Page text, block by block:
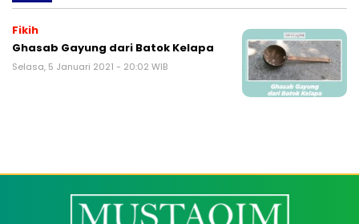
Fikih
Ghasab Gayung dari Batok Kelapa
Selasa, 5 Januari 2021 - 20:02 WIB